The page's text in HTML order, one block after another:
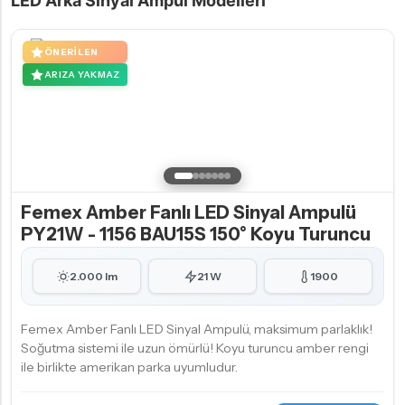
ÖNERILEN
ARIZA YAKMAZ
Femex Amber Fanlı LED Sinyal Ampulü
PY21W - 1156 BAU15S 150° Koyu Turuncu
2.000 lm 21 W 1900
Femex Amber Fanlı LED Sinyal Ampulü, maksimum parlaklık!
Soğutma sistemi ile uzun ömürlü! Koyu turuncu amber rengi
ile birlikte amerikan parka uyumludur.